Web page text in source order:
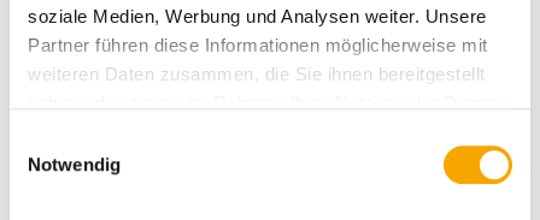
soziale Medien, Werbung und Analysen weiter. Unsere
Partner führen diese Informationen möglicherweise mit
weiteren Daten zusammen, die Sie ihnen bereitgestellt
Notwendig